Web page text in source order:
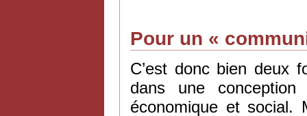
Pour un «
C’est donc bien deux
dans une conception
économique et social.